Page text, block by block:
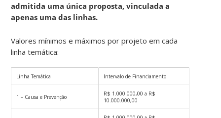
admitida uma única proposta, vinculada a
apenas uma das linhas.
Valores mínimos e máximos por projeto em cada
linha temática:
Linha Temática Intervalo de Financiamento
1 – Causa e Prevenção
R$ 1.000.000,00 a R$
10.000.000,00